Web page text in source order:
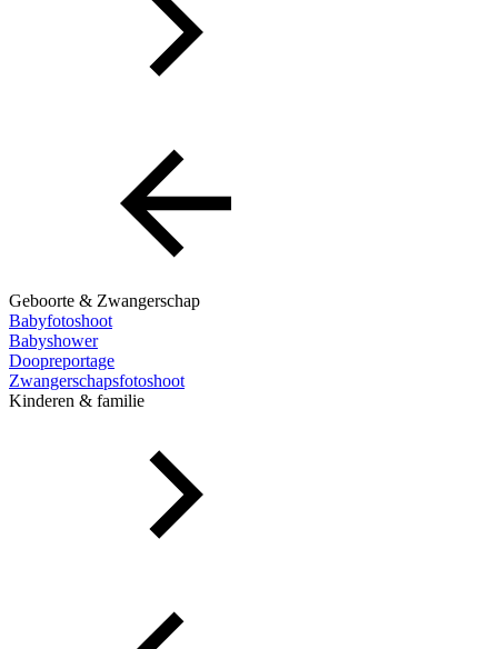
Geboorte & Zwangerschap
Babyfotoshoot
Babyshower
Doopreportage
Zwangerschapsfotoshoot
Kinderen & familie